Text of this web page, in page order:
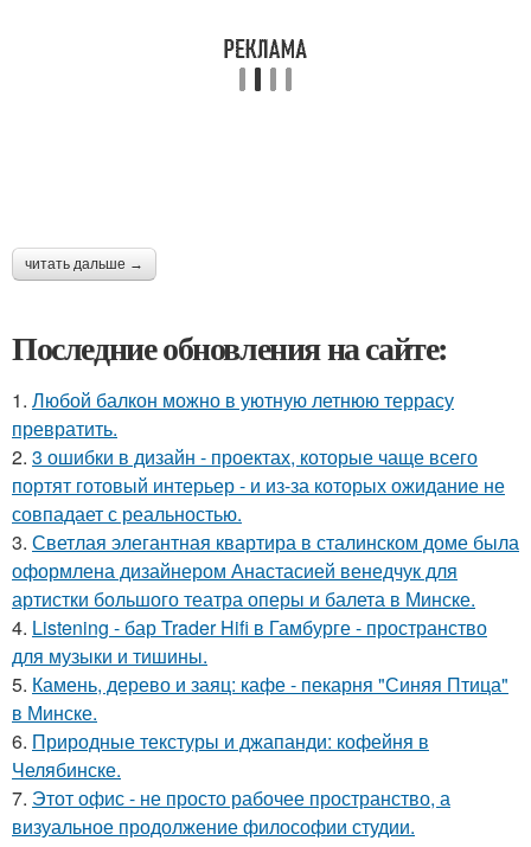
читать дальше →
Последние обновления на сайте:
1. Любой балкон можно в уютную летнюю террасу
превратить.
2. 3 ошибки в дизайн - проектах, которые чаще всего
портят готовый интерьер - и из-за которых ожидание не
совпадает с реальностью.
3. Светлая элегантная квартира в сталинском доме была
оформлена дизайнером Анастасией венедчук для
артистки большого театра оперы и балета в Минске.
4. Listening - бар Trader Hifi в Гамбурге - пространство
для музыки и тишины.
5. Камень, дерево и заяц: кафе - пекарня "Синяя Птица"
в Минске.
6. Природные текстуры и джапанди: кофейня в
Челябинске.
7. Этот офис - не просто рабочее пространство, а
визуальное продолжение философии студии.